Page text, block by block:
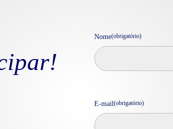
Nome(obrigatório)
E-mail(obrigatório)